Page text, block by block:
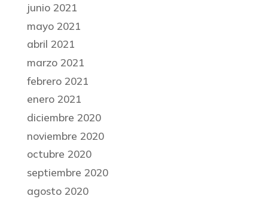
junio 2021
mayo 2021
abril 2021
marzo 2021
febrero 2021
enero 2021
diciembre 2020
noviembre 2020
octubre 2020
septiembre 2020
agosto 2020